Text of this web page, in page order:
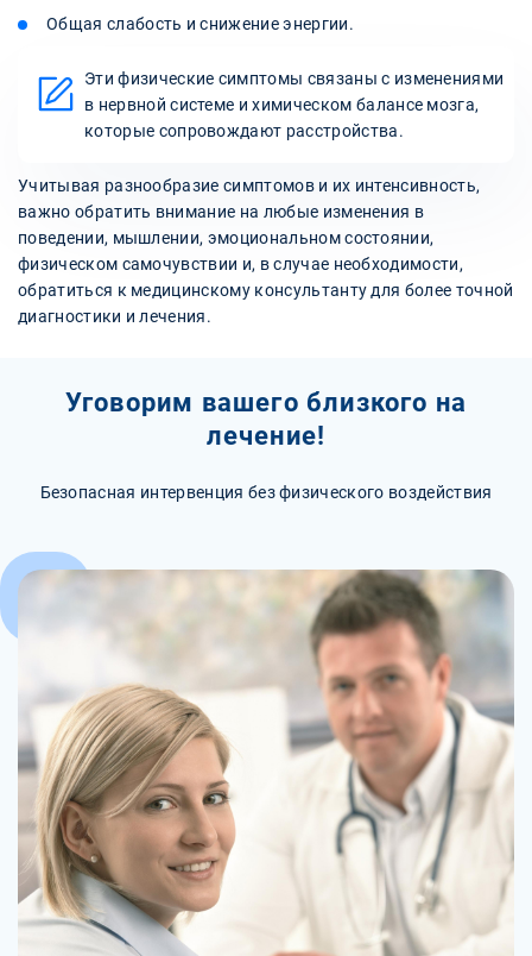
Общая слабость и снижение энергии.
Эти физические симптомы связаны с изменениями
в нервной системе и химическом балансе мозга,
которые сопровождают расстройства.
Учитывая разнообразие симптомов и их интенсивность,
важно обратить внимание на любые изменения в
поведении, мышлении, эмоциональном состоянии,
физическом самочувствии и, в случае необходимости,
обратиться к медицинскому консультанту для более точной
диагностики и лечения.
Уговорим вашего близкого на
лечение!
Безопасная интервенция без физического воздействия